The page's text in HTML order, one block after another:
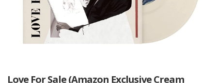
Love For Sale (Amazon Exclusive Cream